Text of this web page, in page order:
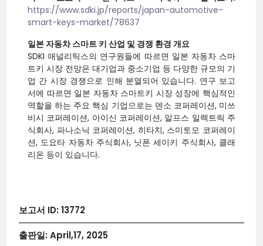
https://www.sdki.jp/reports/japan-automotive-
smart-keys-market/78637
일본 자동차 스마트 키 산업 및 경쟁 환경 개요
SDKI 애널리틱스의 연구원들에 따르면 일본 자동차 스마
트키 시장 전망은 대기업과 중소기업 등 다양한 규모의 기
업 간 시장 경쟁으로 인해 분열되어 있습니다. 연구 보고
서에 따르면 일본 자동차 스마트키 시장 성장에 핵심적인
역할을 하는 주요 핵심 기업으로는 덴소 코퍼레이션, 미쓰
비시 코퍼레이션, 아이신 코퍼레이션, 알프스 일렉트릭 주
식회사, 파나소닉 코퍼레이션, 히타치, 스미토모 코퍼레이
션, 도요타 자동차 주식회사, 닛폰 세이키 주식회사, 클래
리온 등이 있습니다.
보고서 ID:13772
출판일:April,17, 2025